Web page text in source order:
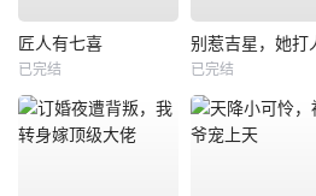
匠人有七喜
已完结 已完结